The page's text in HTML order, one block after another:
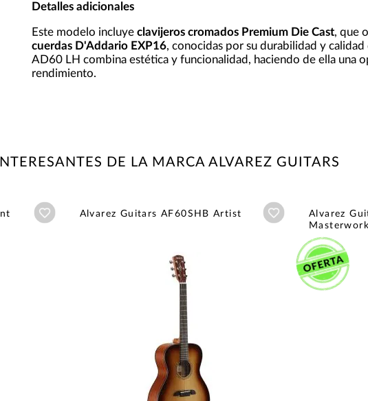
Detalles adicionales
Este modelo incluye clavijeros cromados Premium Die Cast, que
cuerdas D'Addario EXP16, conocidas por su durabilidad y
AD60 LH combina estética y funcionalidad, haciendo de ella una
rendimiento.
DE LA MARCA ALVAREZ GUITARS
Añadir a wishlist
Alvarez Guitars AF60SHB Artist Añadir a wishlist
Alvarez